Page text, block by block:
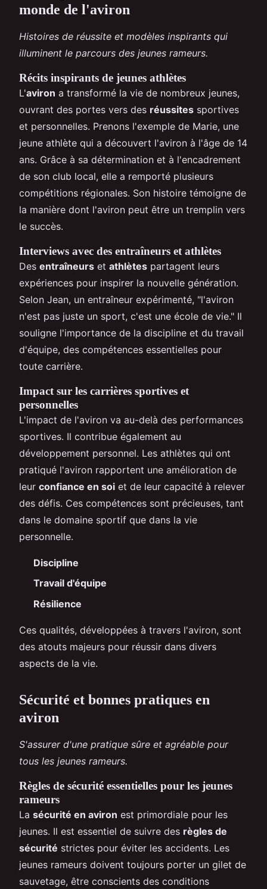
monde de l'aviron
Histoires de réussite et modèles inspirants qui
illuminent le parcours des jeunes rameurs.
Récits inspirants de jeunes athlètes
L'aviron a transformé la vie de nombreux jeunes,
ouvrant des portes vers des réussites sportives
et personnelles. Prenons l'exemple de Marie, une
jeune athlète qui a découvert l'aviron à l'âge de 14
ans. Grâce à sa détermination et à l'encadrement
de son club local, elle a remporté plusieurs
compétitions régionales. Son histoire témoigne de
la manière dont l'aviron peut être un tremplin vers
le succès.
Interviews avec des entraîneurs et athlètes
Des entraîneurs et athlètes partagent leurs
expériences pour inspirer la nouvelle génération.
Selon Jean, un entraîneur expérimenté, "l'aviron
n'est pas juste un sport, c'est une école de vie." Il
souligne l'importance de la discipline et du travail
d'équipe, des compétences essentielles pour
toute carrière.
Impact sur les carrières sportives et
personnelles
L'impact de l'aviron va au-delà des performances
sportives. Il contribue également au
développement personnel. Les athlètes qui ont
pratiqué l'aviron rapportent une amélioration de
leur confiance en soi et de leur capacité à relever
des défis. Ces compétences sont précieuses, tant
dans le domaine sportif que dans la vie
personnelle.
Discipline
Travail d'équipe
Résilience
Ces qualités, développées à travers l'aviron, sont
des atouts majeurs pour réussir dans divers
aspects de la vie.
Sécurité et bonnes pratiques en
aviron
S'assurer d'une pratique sûre et agréable pour
tous les jeunes rameurs.
Règles de sécurité essentielles pour les jeunes
rameurs
La sécurité en aviron est primordiale pour les
jeunes. Il est essentiel de suivre des règles de
sécurité strictes pour éviter les accidents. Les
jeunes rameurs doivent toujours porter un gilet de
sauvetage, être conscients des conditions